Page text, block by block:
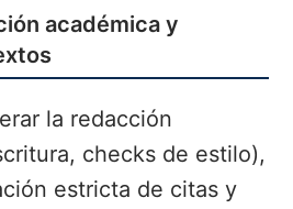
académica y
la redacción
checks de estilo),
estricta de citas y